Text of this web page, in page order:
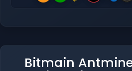
Bitmain